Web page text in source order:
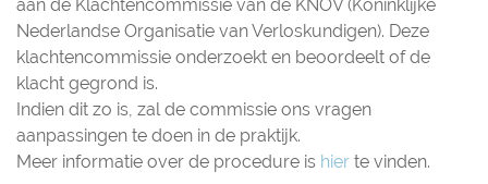
aan de Klachtencommissie van de KNOV (Koninklijke
Nederlandse Organisatie van Verloskundigen). Deze
klachtencommissie onderzoekt en beoordeelt of de
klacht gegrond is.
Indien dit zo is, zal de commissie ons vragen
aanpassingen te doen in de praktijk.
Meer informatie over de procedure is hier te vinden.